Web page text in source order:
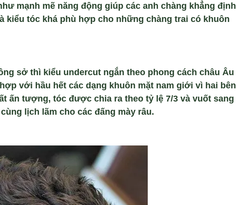
mạnh mẽ năng động giúp các anh chàng khẳng định
kiểu tóc khá phù hợp cho những chàng trai có khuôn
sở thì kiểu undercut ngắn theo phong cách châu Âu
với hầu hết các dạng khuôn mặt nam giới vì hai bên
ấn tượng, tóc được chia ra theo tỷ lệ 7/3 và vuốt sang
lịch lãm cho các đấng mày râu.